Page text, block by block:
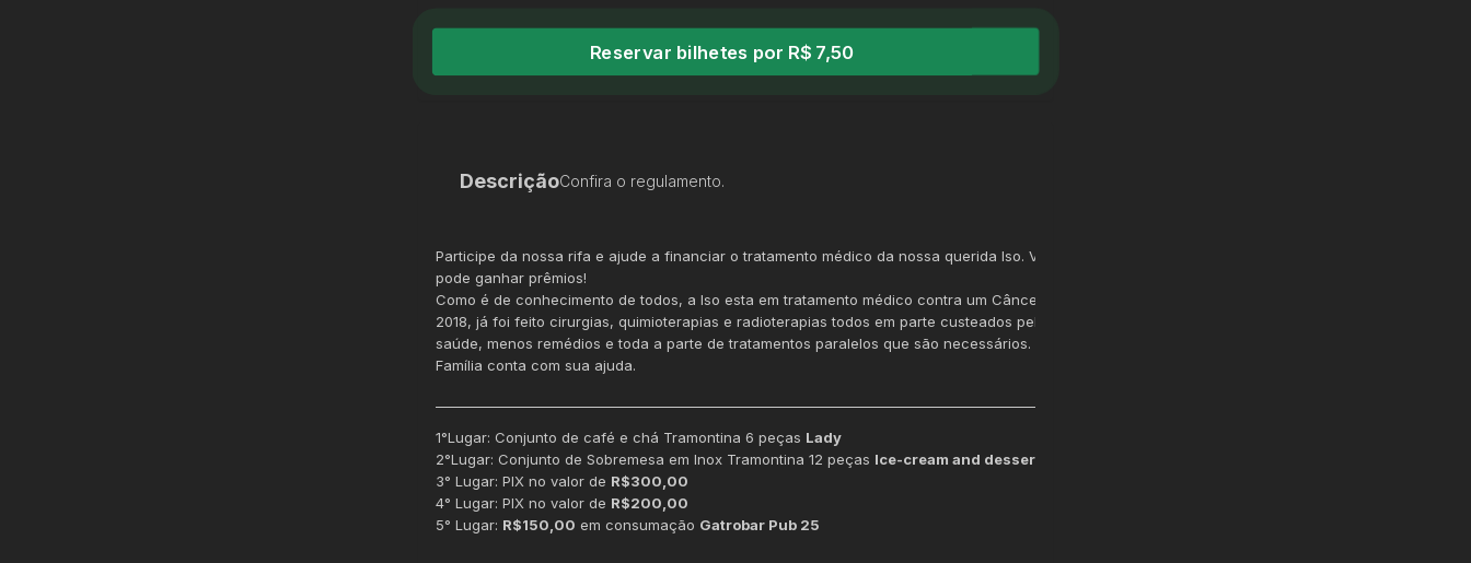
Reservar bilhetes por R$ 7,50
DescriçãoConfira o regulamento.
Participe da nossa rifa e ajude a financiar o tratamento médico da nossa querida Iso. Você ainda
pode ganhar prêmios!
Como é de conhecimento de todos, a Iso esta em tratamento médico contra um Câncer desde
2018, já foi feito cirurgias, quimioterapias e radioterapias todos em parte custeados pelo plano de
saúde, menos remédios e toda a parte de tratamentos paralelos que são necessários. Nossa
Família conta com sua ajuda.
1°Lugar: Conjunto de café e chá Tramontina 6 peças Lady
2°Lugar: Conjunto de Sobremesa em Inox Tramontina 12 peças Ice-cream and dessert set 18/8
3° Lugar: PIX no valor de R$300,00
4° Lugar: PIX no valor de R$200,00
5° Lugar: R$150,00 em consumação Gatrobar Pub 25